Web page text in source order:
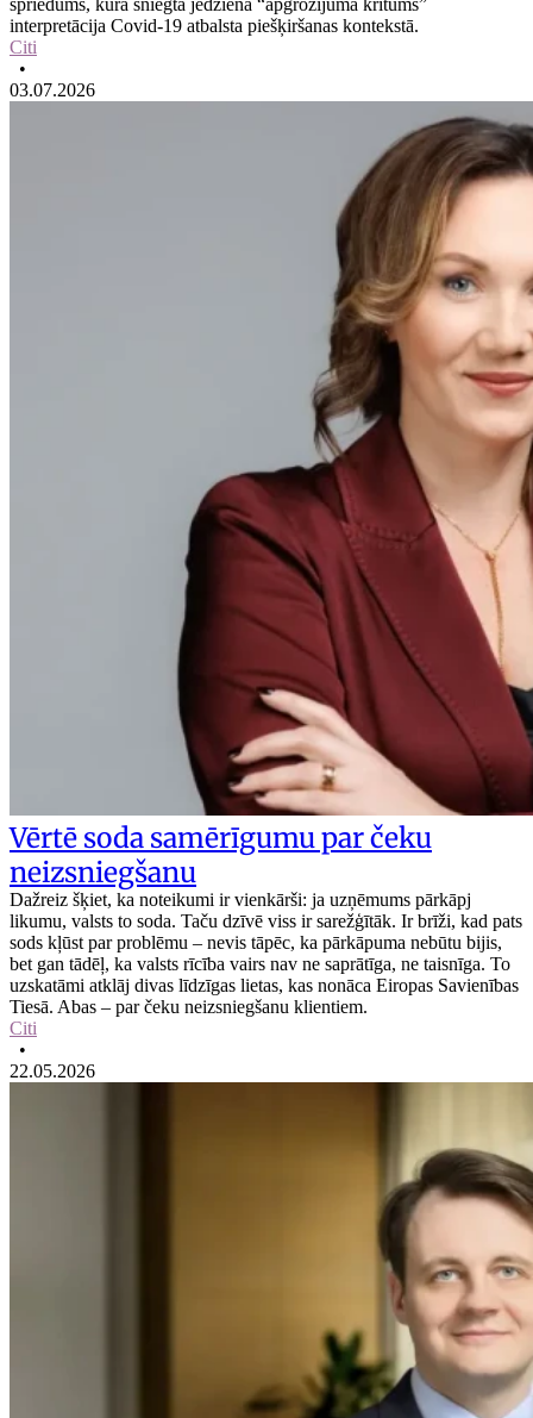
spriedums, kurā sniegta jēdziena “apgrozījuma kritums”
interpretācija Covid-19 atbalsta piešķiršanas kontekstā.
Citi
•
03.07.2026
Vērtē soda samērīgumu par čeku
neizsniegšanu
Dažreiz šķiet, ka noteikumi ir vienkārši: ja uzņēmums pārkāpj
likumu, valsts to soda. Taču dzīvē viss ir sarežģītāk. Ir brīži, kad pats
sods kļūst par problēmu – nevis tāpēc, ka pārkāpuma nebūtu bijis,
bet gan tādēļ, ka valsts rīcība vairs nav ne saprātīga, ne taisnīga. To
uzskatāmi atklāj divas līdzīgas lietas, kas nonāca Eiropas Savienības
Tiesā. Abas – par čeku neizsniegšanu klientiem.
Citi
•
22.05.2026